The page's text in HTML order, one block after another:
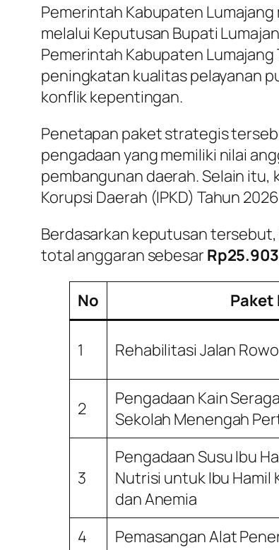
Pemerintah Kabupaten
melalui Keputusan Bupati
Pemerintah Kabupaten
peningkatan kualitas pelayanan
konflik kepentingan.
Penetapan paket strategis
pengadaan yang memiliki nilai
pembangunan daerah. Selain itu,
Korupsi Daerah (IPKD) Tahun
Berdasarkan keputusan
total anggaran sebesar
No Paket
1 Rehabilitasi Jalan
2
Pengadaan Kain
Sekolah Menengah
3
Pengadaan Susu Ibu
Nutrisi untuk Ibu Hamil
dan Anemia
4 Pemasangan Alat